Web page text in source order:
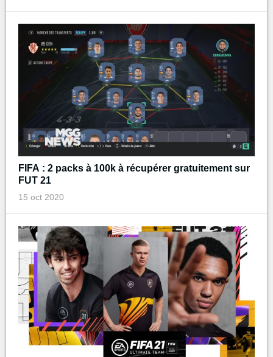
FIFA : 2 packs à 100k à récupérer gratuitement sur
FUT 21
15 oct 2020